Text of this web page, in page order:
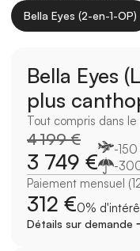
Bella Eyes (2-en-1-OP)
Bella Eyes
plus
Tout compris dans
4 199 €
3 749 €
-
-
Paiement mensuel
312 €0%
Détails sur demande